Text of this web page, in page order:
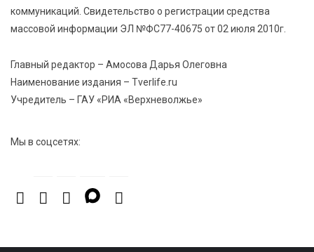
6 Авг 2026 13:38 412
спортивной столицей России
коммуникаций. Свидетельство о регистрации средства
массовой информации ЭЛ №ФС77-40675 от 02 июля 2010г.
Главный редактор – Амосова Дарья Олеговна
Наименование издания – Tverlife.ru
Учредитель – ГАУ «РИА «Верхневолжье»
Мы в соцсетях: